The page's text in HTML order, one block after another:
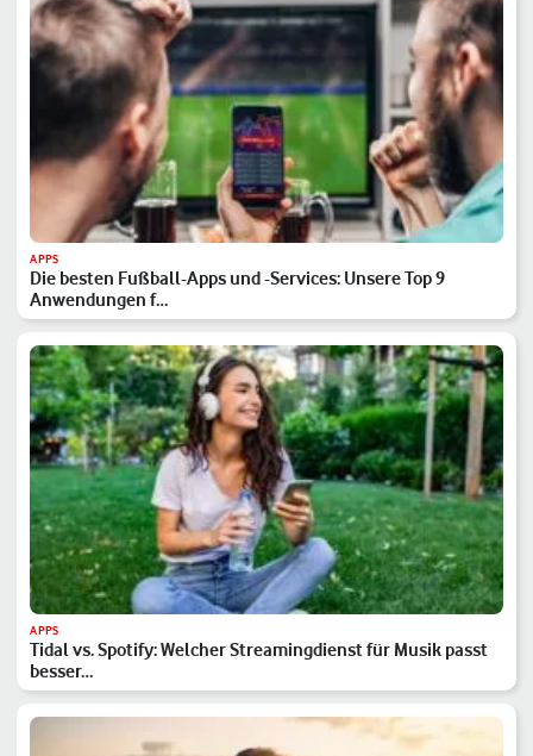
APPS
Die besten Fußball-Apps und -Services: Unsere Top 9
Anwendungen f…
APPS
Tidal vs. Spotify: Welcher Streamingdienst für Musik passt
besser…